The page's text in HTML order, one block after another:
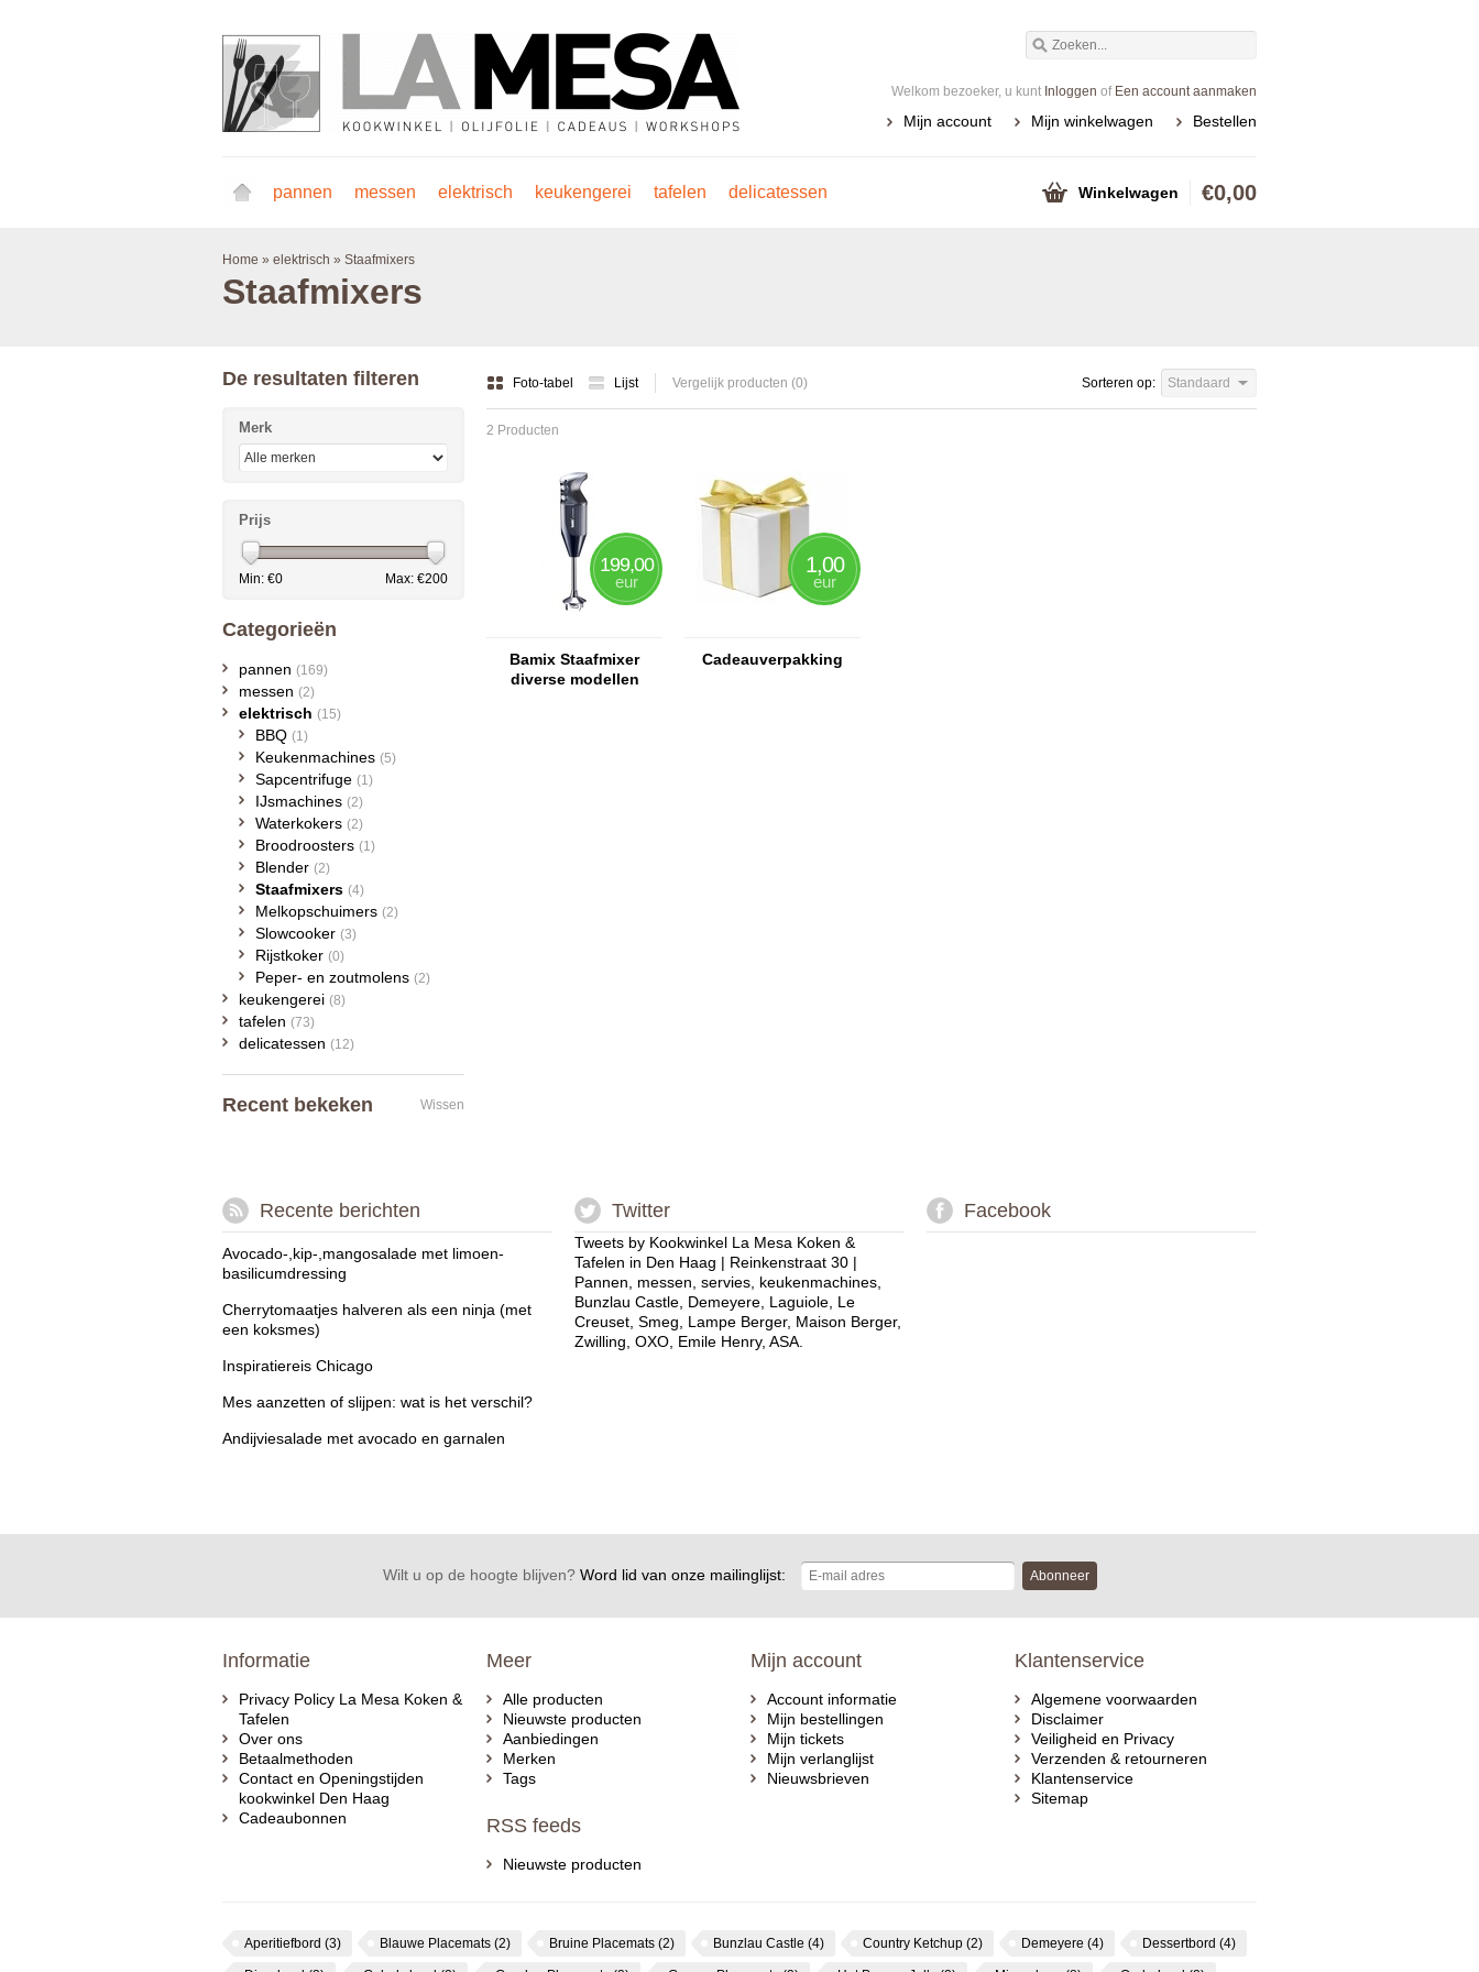
Welkom bezoeker, u kunt Inloggen of Een account aanmaken
Mijn account Mijn winkelwagen Bestellen
pannen messen elektrisch keukengerei tafelen delicatessen Winkelwagen €0,00
Home » elektrisch » Staafmixers
Staafmixers
Foto-tabel Lijst Vergelijk producten (0) Sorteren op: Standaard
2 Producten
199,00
eur
Bamix Staafmixer
diverse modellen
1,00
eur
Cadeauverpakking
De resultaten filteren
Merk
Prijs
Min: €0 Max: €200
Categorieën
pannen (169)
messen (2)
elektrisch (15)
BBQ (1)
Keukenmachines (5)
Sapcentrifuge (1)
IJsmachines (2)
Waterkokers (2)
Broodroosters (1)
Blender (2)
Staafmixers (4)
Melkopschuimers (2)
Slowcooker (3)
Rijstkoker (0)
Peper- en zoutmolens (2)
keukengerei (8)
tafelen (73)
delicatessen (12)
Recent bekeken Wissen
Recente berichten
Avocado-,kip-,mangosalade met limoen-
basilicumdressing
Cherrytomaatjes halveren als een ninja (met
een koksmes)
Inspiratiereis Chicago
Mes aanzetten of slijpen: wat is het verschil?
Andijviesalade met avocado en garnalen
Twitter
Tweets by Kookwinkel La Mesa Koken &
Tafelen in Den Haag | Reinkenstraat 30 |
Pannen, messen, servies, keukenmachines,
Bunzlau Castle, Demeyere, Laguiole, Le
Creuset, Smeg, Lampe Berger, Maison Berger,
Zwilling, OXO, Emile Henry, ASA.
Facebook
Wilt u op de hoogte blijven?Word lid van onze mailinglijst: Abonneer
Informatie
Privacy Policy La Mesa Koken &
Tafelen
Over ons
Betaalmethoden
Contact en Openingstijden
kookwinkel Den Haag
Cadeaubonnen
Meer
Alle producten
Nieuwste producten
Aanbiedingen
Merken
Tags
RSS feeds
Nieuwste producten
Mijn account
Account informatie
Mijn bestellingen
Mijn tickets
Mijn verlanglijst
Nieuwsbrieven
Klantenservice
Algemene voorwaarden
Disclaimer
Veiligheid en Privacy
Verzenden & retourneren
Klantenservice
Sitemap
Aperitiefbord (3) Blauwe Placemats (2) Bruine Placemats (2) Bunzlau Castle (4) Country Ketchup (2) Demeyere (4) Dessertbord (4)